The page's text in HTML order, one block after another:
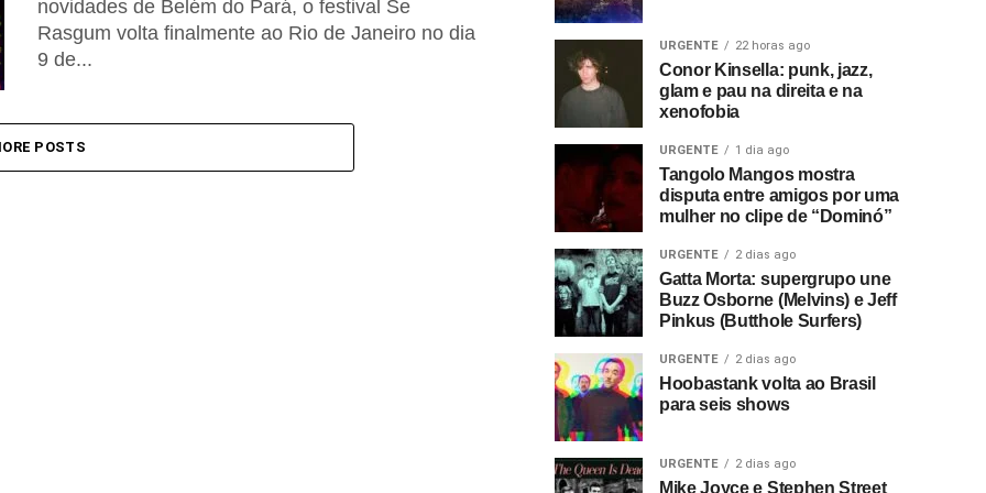
novidades de Belém do Pará, o festival Se
Rasgum volta finalmente ao Rio de Janeiro no dia
9 de...
POSTS
URGENTE 22 horas ago
Conor Kinsella: punk, jazz,
glam e pau na direita e na
xenofobia
URGENTE 1 dia ago
Tangolo Mangos mostra
disputa entre amigos por uma
mulher no clipe de “Dominó”
URGENTE 2 dias ago
Gatta Morta: supergrupo une
Buzz Osborne (Melvins) e Jeff
Pinkus (Butthole Surfers)
URGENTE 2 dias ago
Hoobastank volta ao Brasil
para seis shows
URGENTE 2 dias ago
Mike Joyce e Stephen Street